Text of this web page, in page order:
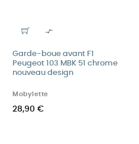

Garde-boue avant F1
Peugeot 103 MBK 51 chrome
nouveau design
Mobylette
28,90 €